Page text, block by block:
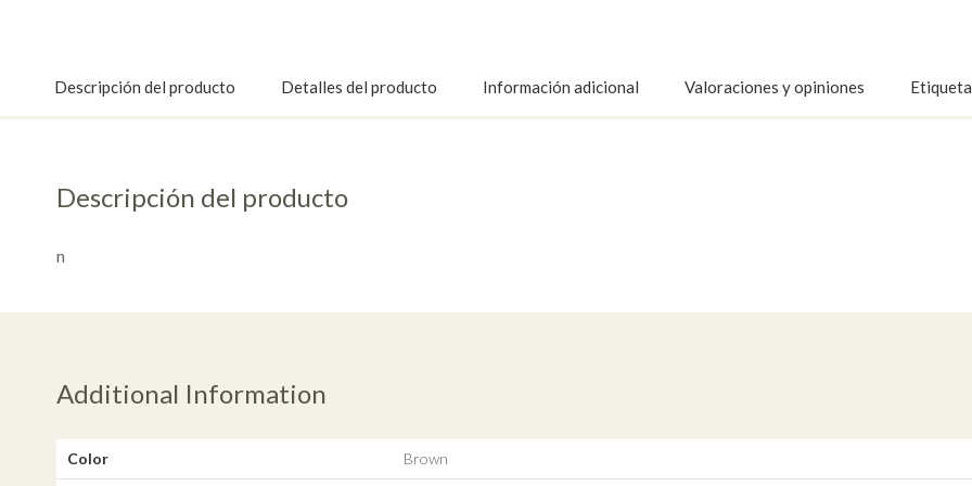
Descripción del producto Detalles del producto Información adicional Valoraciones y opiniones
Descripción del producto
n
Additional Information
Color Brown